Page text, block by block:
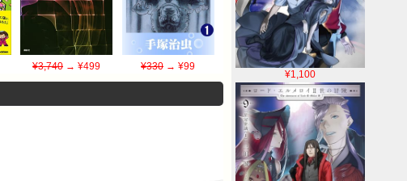
¥1,100
¥3,740 → ¥499 ¥330 → ¥99